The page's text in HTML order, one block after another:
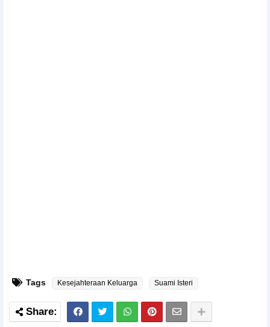
Tags Kesejahteraan Keluarga Suami Isteri